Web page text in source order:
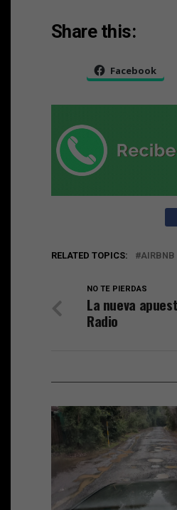
Share this:
Facebook
RELATED TOPICS: AIRBNB
NO TE PIERDAS
La nueva
Radio